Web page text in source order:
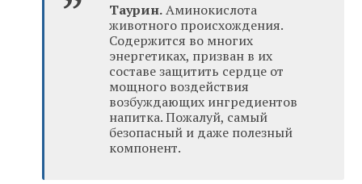
Таурин.Аминокислота
животного происхождения.
Содержится во многих
энергетиках, призван в их
составе защитить сердце от
мощного воздействия
возбуждающих ингредиентов
напитка. Пожалуй, самый
безопасный и даже полезный
компонент.